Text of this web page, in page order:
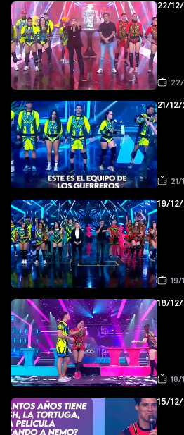
22/
21/
19/
19/
18/
18/
15/